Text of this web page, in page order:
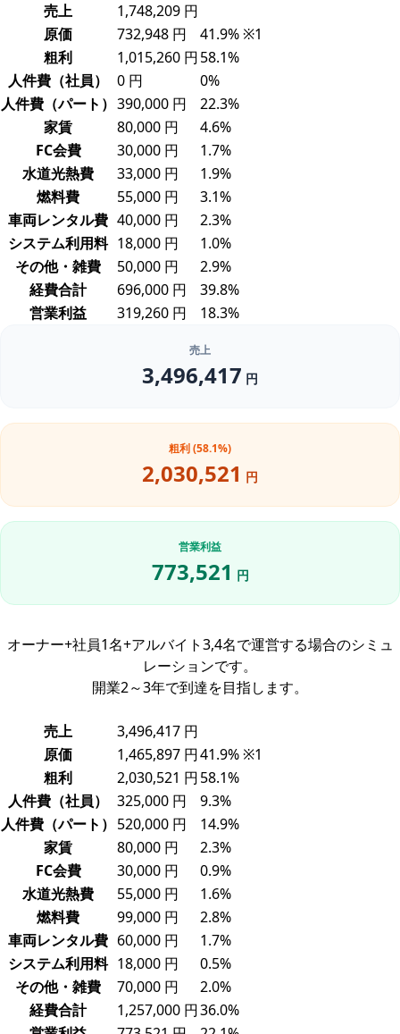
売上
1,748,209 円
原価
732,948 円
41.9% ※1
粗利
1,015,260 円58.1%
人件費（社員）
0 円
0%
人件費（パート） 390,000 円
22.3%
家賃
80,000 円
4.6%
FC会費
30,000 円
1.7%
水道光熱費
33,000 円
1.9%
燃料費
55,000 円
3.1%
車両レンタル費 40,000 円
2.3%
システム利用料 18,000 円
1.0%
その他・雑費
50,000 円
2.9%
経費合計
696,000 円
39.8%
営業利益
319,260 円 18.3%
売上
3,496,417 円
粗利 (58.1%)
2,030,521 円
営業利益
773,521 円
オーナー+社員1名+アルバイト3,4名で運営する場合のシミュ
レーションです。
開業2～3年で到達を目指します。
売上
3,496,417 円
原価
1,465,897 円41.9% ※1
粗利
2,030,521 円58.1%
人件費（社員）
325,000 円
9.3%
人件費（パート） 520,000 円
14.9%
家賃
80,000 円
2.3%
FC会費
30,000 円
0.9%
水道光熱費
55,000 円
1.6%
燃料費
99,000 円
2.8%
車両レンタル費 60,000 円
1.7%
システム利用料 18,000 円
0.5%
その他・雑費
70,000 円
2.0%
経費合計
1,257,000 円36.0%